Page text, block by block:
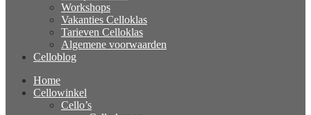
Workshops
Vakanties Celloklas
Tarieven Celloklas
Algemene voorwaarden
Celloblog
Home
Cellowinkel
Cello’s